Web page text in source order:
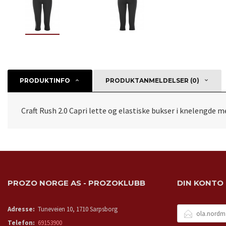
PRODUKTINFO PRODUKTANMELDELSER (0)
Craft Rush 2.0 Capri lette og elastiske bukser i knelengde
PROZO NORGE AS - PROZOKLUBB
Adresse: Tuneveien 10, 1710 Sarpsborg
Telefon: 69153900
DIN KONTO
POSTADRESSE